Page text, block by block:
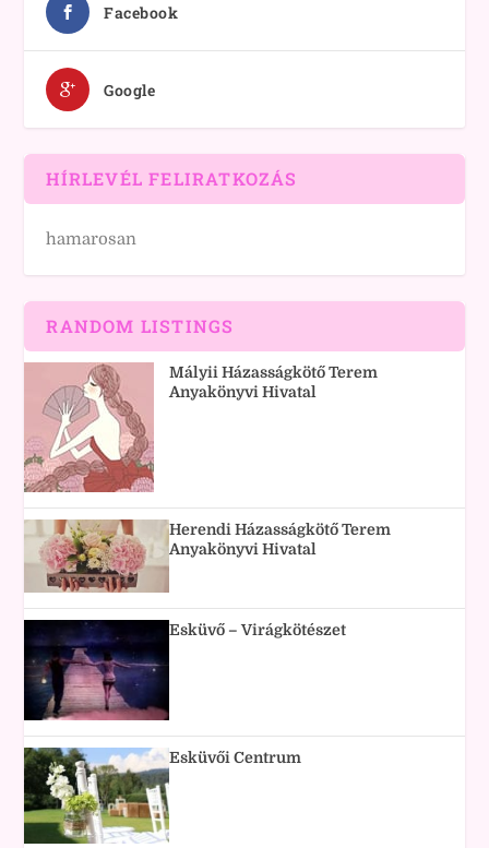
Facebook
Google
HÍRLEVÉL FELIRATKOZÁS
hamarosan
RANDOM LISTINGS
Mályii Házasságkötő Terem
Anyakönyvi Hivatal
Herendi Házasságkötő Terem
Anyakönyvi Hivatal
Esküvő – Virágkötészet
Esküvői Centrum